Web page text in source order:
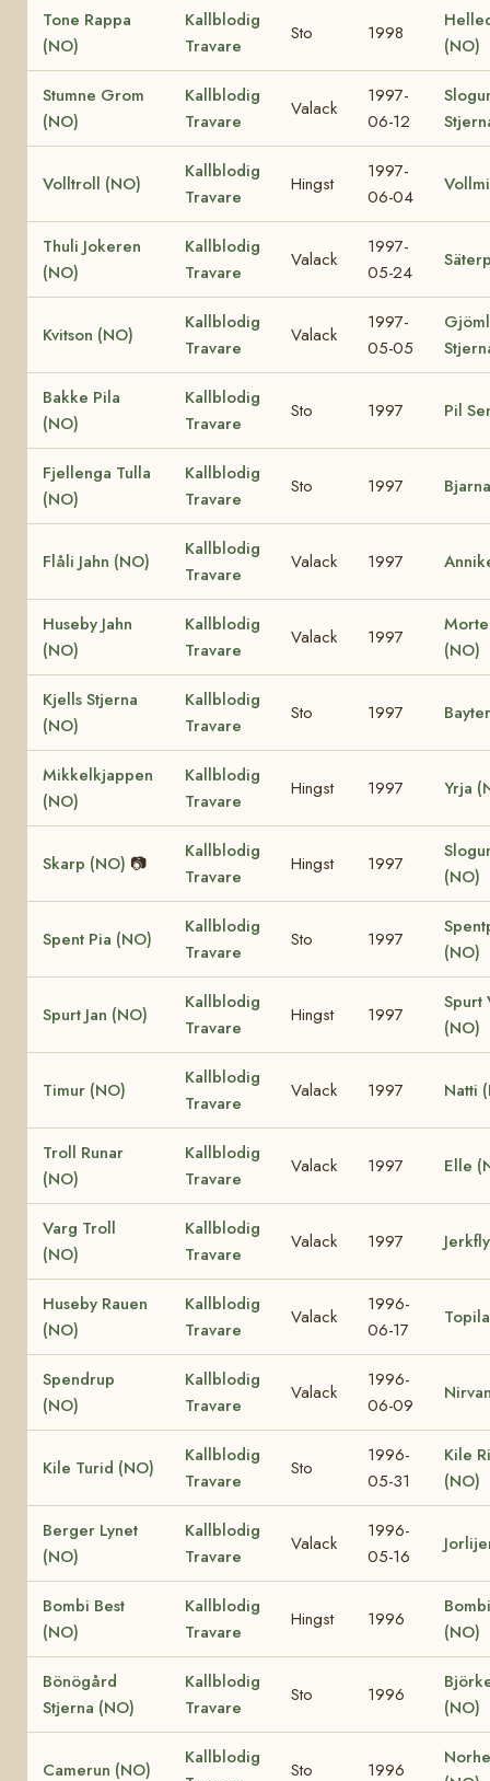
Tone Rappa
(NO)
Kallblodig
Travare
Sto 1998
(NO)
Stumne Grom
(NO)
Kallblodig
Travare
Valack
1997-
06-12
Volltroll (NO)
Kallblodig
Travare
Hingst
1997-
06-04
Thuli Jokeren
(NO)
Kallblodig
Travare
Valack
1997-
05-24
Kvitson (NO)
Kallblodig
Travare
Valack
1997-
05-05
Bakke Pila
(NO)
Kallblodig
Travare
Sto 1997 Pil
Fjellenga Tulla
(NO)
Kallblodig
Travare
Sto 1997
Flåli Jahn (NO)
Kallblodig
Travare
Valack 1997
Huseby Jahn
(NO)
Kallblodig
Travare
Valack 1997
(NO)
Kjells Stjerna
(NO)
Kallblodig
Travare
Sto 1997
Mikkelkjappen
(NO)
Kallblodig
Travare
Hingst 1997 Yrja
Skarp (NO) 📷
Kallblodig
Travare
Hingst 1997
(NO)
Spent Pia (NO)
Kallblodig
Travare
Sto 1997
(NO)
Spurt Jan (NO)
Kallblodig
Travare
Hingst 1997
Spurt
(NO)
Timur (NO)
Kallblodig
Travare
Valack 1997 Natti
Troll Runar
(NO)
Kallblodig
Travare
Valack 1997 Elle
Varg Troll
(NO)
Kallblodig
Travare
Valack 1997
Huseby Rauen
(NO)
Kallblodig
Travare
Valack
1996-
06-17
Spendrup
(NO)
Kallblodig
Travare
Valack
1996-
06-09
Kile Turid (NO)
Kallblodig
Travare
Sto
1996-
05-31
Kile
(NO)
Berger Lynet
(NO)
Kallblodig
Travare
Valack
1996-
05-16
Bombi Best
(NO)
Kallblodig
Travare
Hingst 1996
(NO)
Bönögård
Stjerna (NO)
Kallblodig
Travare
Sto 1996
(NO)
Camerun (NO)
Kallblodig
Sto 1996